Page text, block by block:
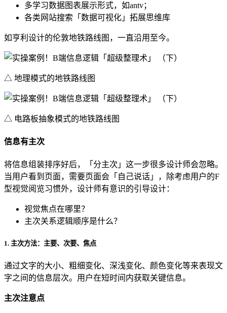
多学习数据图表展示形式，如antv；
各类网站搜索「数据可视化」拓展思维库
如亨利设计的伦敦地铁路线图，一直沿用至今。
△ 地理模式的地铁路线图
△ 电路板抽象模式的地铁路线图
信息有主次
将信息组装排序好后，「分主次」这一步很多设计师会忽略。
当用户看到页面，需要页面会「自己说话」，除考虑用户的F
型视觉阅览习惯外，设计师有意识的引导设计：
视觉焦点在哪里？
主次关系逻辑顺序是什么？
1. 主次方法：主要、次要、焦点
通过文字的大小、粗细变化、深浅变化、颜色变化等来表现文
字之间的信息层次。用户在短时间内获取关键信息。
主次注意点